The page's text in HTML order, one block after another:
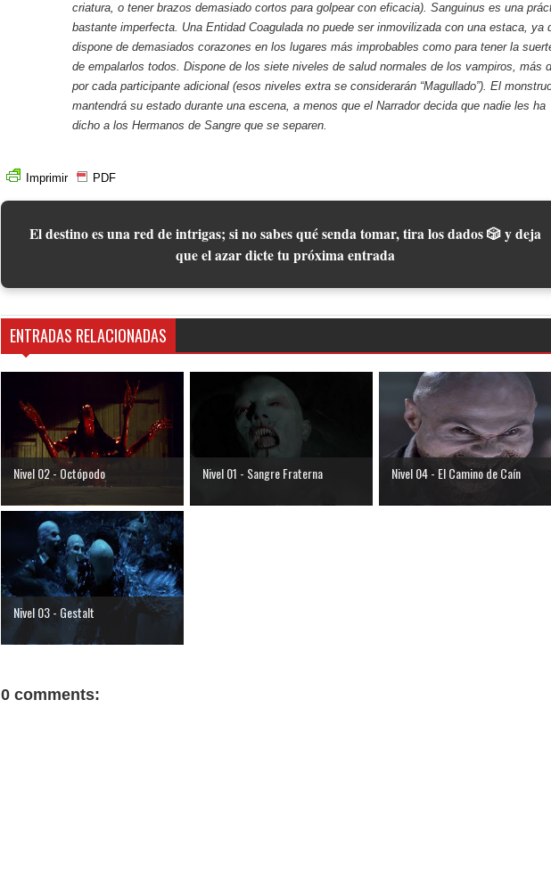
criatura, o tener brazos demasiado cortos para golpear con eficacia). Sanguinus es una
bastante imperfecta. Una Entidad Coagulada no puede ser inmovilizada con una estaca, ya
dispone de demasiados corazones en los lugares más improbables como para tener la
de empalarlos todos. Dispone de los siete niveles de salud normales de los vampiros, más
por cada participante adicional (esos niveles extra se considerarán “Magullado”). El
mantendrá su estado durante una escena, a menos que el Narrador decida que nadie les ha
dicho a los Hermanos de Sangre que se separen.
Imprimir PDF
El destino es una red de intrigas; si no sabes qué senda tomar, tira los dados 🎲 y deja
que el azar dicte tu próxima entrada
ENTRADAS RELACIONADAS
Nivel 02 - Octópodo Nivel 01 - Sangre Fraterna Nivel 04 - El Camino de Caín
Nivel 03 - Gestalt
0 comments: